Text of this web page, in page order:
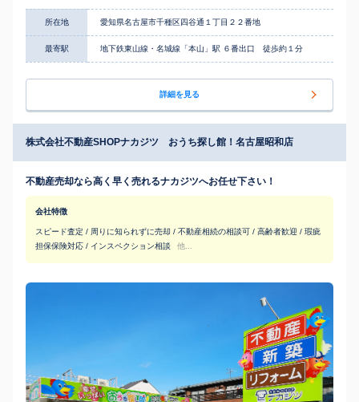
所在地 愛知県名古屋市千種区四谷通１丁目２２番地
最寄駅 地下鉄東山線・名城線「本山」駅 ６番出口 徒歩約１分
詳細を見る
株式会社不動産SHOPナカジツ おうち探し館！名古屋昭和店
不動産売却なら高く早く売れるナカジツへお任せ下さい！
会社特徴
スピード査定 / 周りに知られずに売却 / 不動産相続の相談可 / 高齢者歓迎 / 瑕疵
担保保険対応 / インスペクション相談
他...